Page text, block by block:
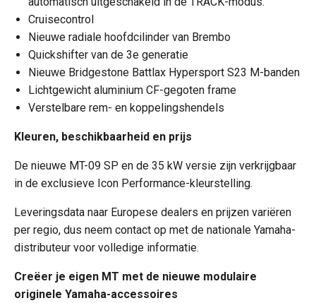
Cruisecontrol
Nieuwe radiale hoofdcilinder van Brembo
Quickshifter van de 3e generatie
Nieuwe Bridgestone Battlax Hypersport S23 M-banden
Lichtgewicht aluminium CF-gegoten frame
Verstelbare rem- en koppelingshendels
Kleuren, beschikbaarheid en prijs
De nieuwe MT-09 SP en de 35 kW versie zijn verkrijgbaar
in de exclusieve Icon Performance-kleurstelling.
Leveringsdata naar Europese dealers en prijzen variëren
per regio, dus neem contact op met de nationale Yamaha-
distributeur voor volledige informatie.
Creëer je eigen MT met de nieuwe modulaire
originele Yamaha-accessoires